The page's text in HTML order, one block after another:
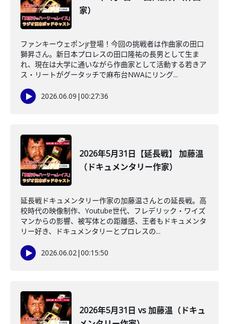
家）
ファンキーウェポンjr登場！今回の挑戦者は作曲家の田口
獅昇さん。新日本プロレスの田口隆祐の長男として生ま
れ、現在は大学に通いながら作曲家として活動する若きア
ス・リートがグータッチで麻布台NWAにリング...
2026.06.09 |00:27:36
2026年5月31日【延長戦】 加藤温
（ドキュメンタリー作家）
延長戦ドキュメンタリー作家の加藤温さんとの延長戦。高
校時代の映像制作、Youtube世代、フレデリック・ワイズ
マンからの影響、被写体との距離感、王者もドキュメンタ
リー好き、ドキュメンタリーとプロレスの...
2026.06.02|00:15:50
2026年5月31日 vs 加藤温（ドキュ